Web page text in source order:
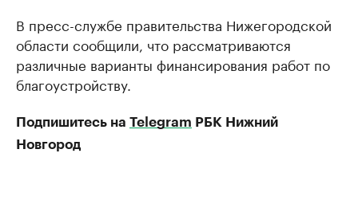
В пресс-службе правительства Нижегородской
области сообщили, что рассматриваются
различные варианты финансирования работ по
благоустройству.
Подпишитесь на Telegram РБК Нижний
Новгород